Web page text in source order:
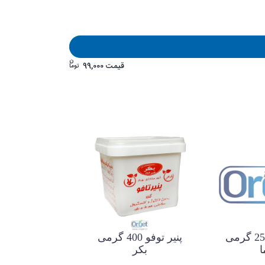
قیمت99,000 توما
ن
پنیر توفو 400 گرمی
بکر
پنیر وگان 250 گرمی